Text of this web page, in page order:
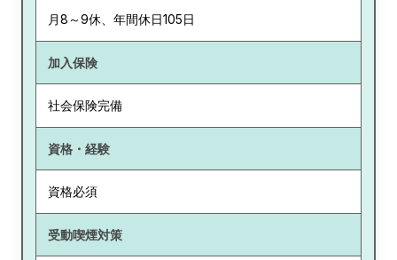
月8～9休、年間休日105日
加入保険
社会保険完備
資格・経験
資格必須
受動喫煙対策